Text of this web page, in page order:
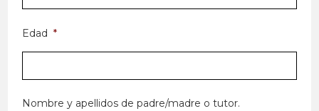
Edad *
Nombre y apellidos de padre/madre o tutor.